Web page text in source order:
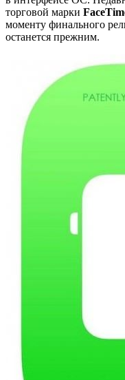
торговой марки
моменту финального
останется прежним.